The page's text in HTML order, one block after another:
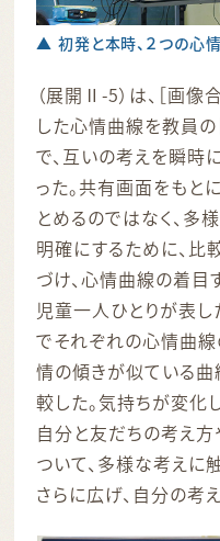
▲ 初発と本時、２つの心
（展開Ⅱ-5）は、［画像
した心情曲線を教員の
で、互いの考えを瞬時
った。共有画面をもと
とめるのではなく、多
明確にするために、比
づけ、心情曲線の着目
児童一人ひとりが表
でそれぞれの心情曲
情の傾きが似ている
較した。気持ちが変化
自分と友だちの考え
ついて、多様な考えに
さらに広げ、自分の考